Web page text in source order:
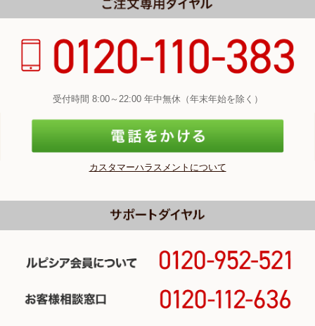
受付時間 8:00～22:00 年中無休（年末年始を除く）
カスタマーハラスメントについて